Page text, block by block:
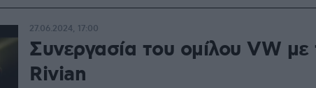
Συνεργασία του ομίλου VW με
Rivian
27.06.2024, 17:00